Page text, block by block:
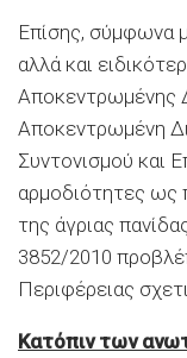
Επίσης, σύμφωνα
αλλά και
Αποκεντρωμένης
Αποκεντρωμένη
Συντονισμού και
αρμοδιότητες ως
της άγριας
3852/2010
Περιφέρειας
Κατόπιν των